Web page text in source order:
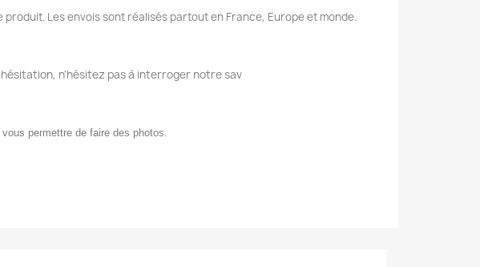
Les envois sont réalisés partout en France, Europe et monde.
n'hésitez pas à interroger notre sav
permettre de faire des photos.